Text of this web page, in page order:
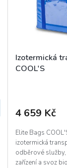
Izotermická
COOL'S
4 659 Kč
Elite Bags
izotermická
odběrové
zařízení a svoz